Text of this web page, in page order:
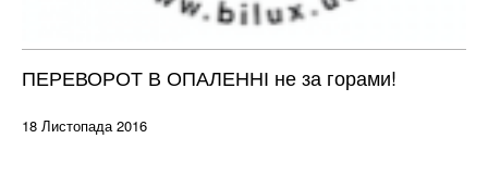
ПЕРЕВОРОТ В ОПАЛЕННІ не за горами!
18 Листопада 2016